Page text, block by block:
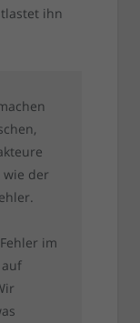
ihn
wie der
im